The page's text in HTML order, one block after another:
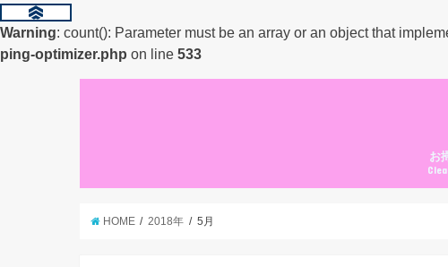
Warning: count(): Parameter must be an array or an object that
ping-optimizer.php on line 533
お
HOME 2018年 5月